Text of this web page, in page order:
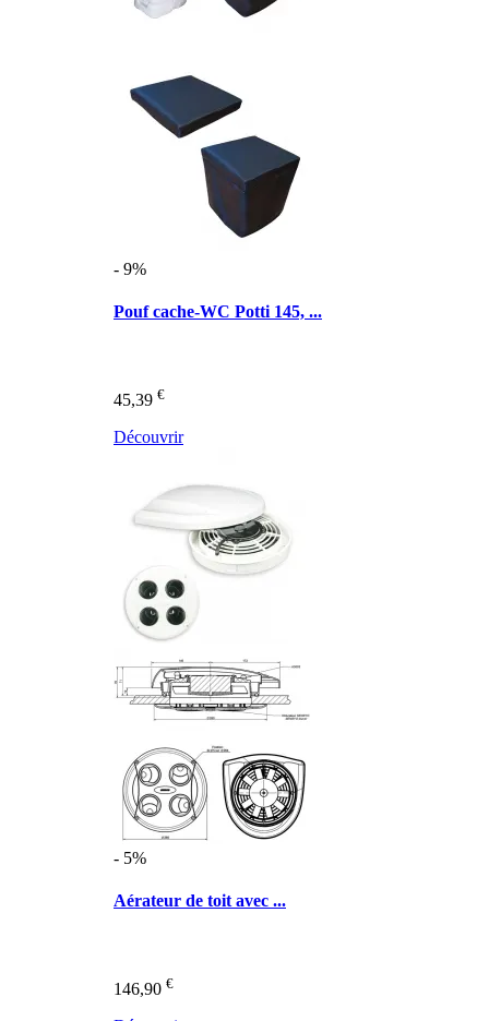
- 9%
Pouf cache-WC Potti 145, ...
45,39 €
Découvrir
- 5%
Aérateur de toit avec ...
146,90 €